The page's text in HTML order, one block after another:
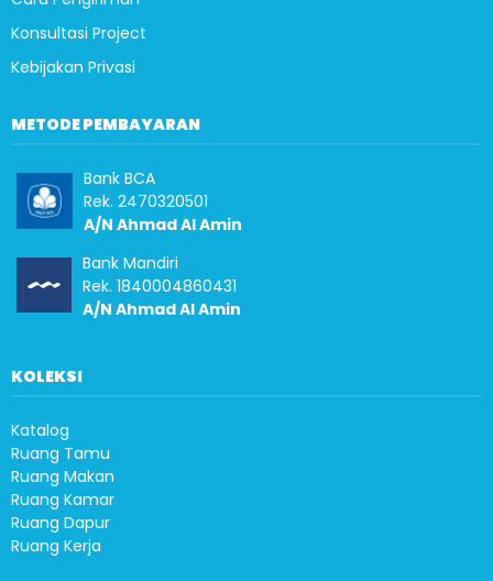
Konsultasi Project
Kebijakan Privasi
METODE PEMBAYARAN
Bank BCA
Rek. 2470320501
A/N Ahmad Al Amin
Bank Mandiri
Rek. 1840004860431
A/N Ahmad Al Amin
KOLEKSI
Katalog
Ruang Tamu
Ruang Makan
Ruang Kamar
Ruang Dapur
Ruang Kerja